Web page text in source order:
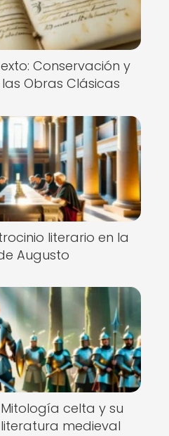
Conservación y
Obras Clásicas
literario en la
Augusto
celta y su
medieval